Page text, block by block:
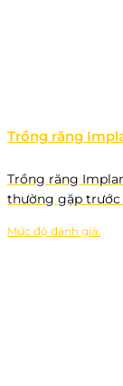
Trồng răng
Trồng răng
thường gặp trước
Mức độ đánh giá: